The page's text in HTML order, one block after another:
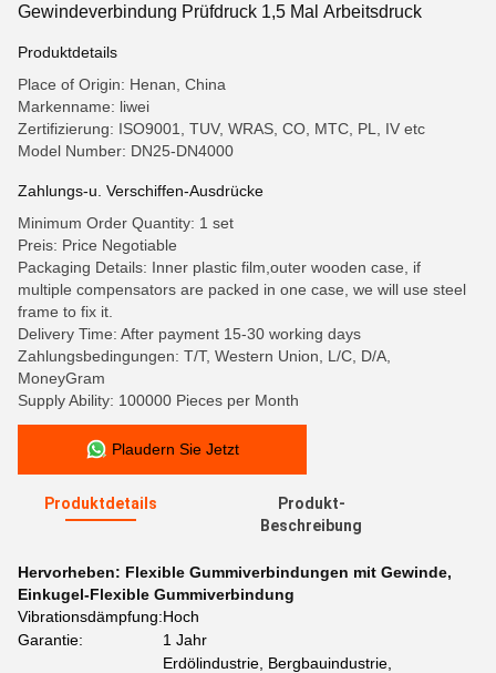
Gewindeverbindung Prüfdruck 1,5 Mal Arbeitsdruck
Produktdetails
Place of Origin: Henan, China
Markenname: liwei
Zertifizierung: ISO9001, TUV, WRAS, CO, MTC, PL, IV etc
Model Number: DN25-DN4000
Zahlungs-u. Verschiffen-Ausdrücke
Minimum Order Quantity: 1 set
Preis: Price Negotiable
Packaging Details: Inner plastic film,outer wooden case, if
multiple compensators are packed in one case, we will use steel
frame to fix it.
Delivery Time: After payment 15-30 working days
Zahlungsbedingungen: T/T, Western Union, L/C, D/A,
MoneyGram
Supply Ability: 100000 Pieces per Month
Plaudern Sie Jetzt
Produktdetails
Produkt-
Beschreibung
Hervorheben: Flexible Gummiverbindungen mit Gewinde,
Einkugel-Flexible Gummiverbindung
Vibrationsdämpfung:Hoch
Garantie:
1 Jahr
Erdölindustrie, Bergbauindustrie,